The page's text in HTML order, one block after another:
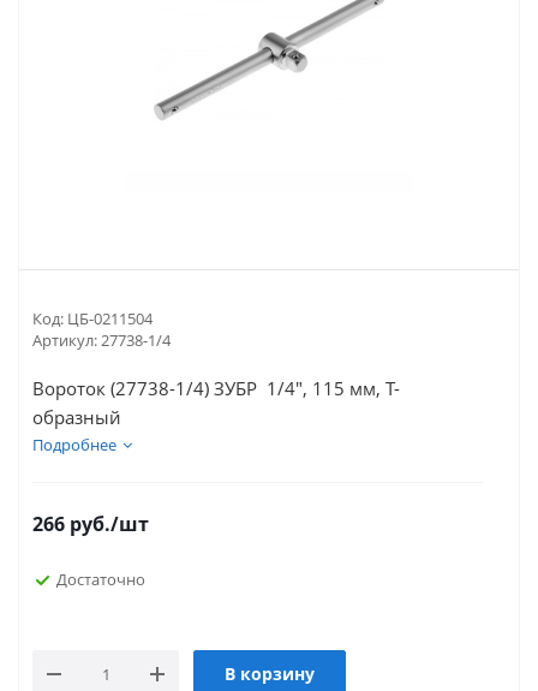
Код: ЦБ-0211504
Артикул:27738-1/4
Вороток (27738-1/4) ЗУБР 1/4", 115 мм, Т-
образный
Подробнее
266 руб./шт
Достаточно
В корзину